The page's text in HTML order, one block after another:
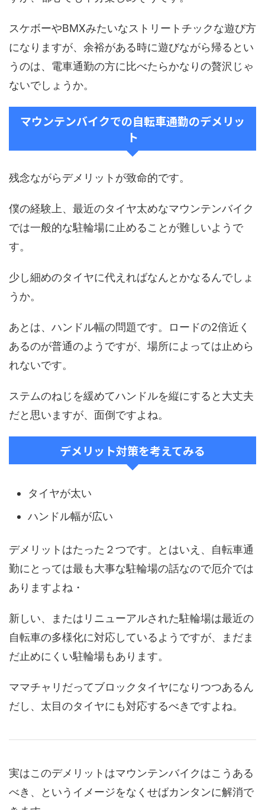
スケボーやBMXみたいなストリートチックな遊び方
になりますが、余裕がある時に遊びながら帰るとい
うのは、電車通勤の方に比べたらかなりの贅沢じゃ
ないでしょうか。
マウンテンバイクでの自転車通勤のデメリッ
ト
残念ながらデメリットが致命的です。
僕の経験上、最近のタイヤ太めなマウンテンバイク
では一般的な駐輪場に止めることが難しいようで
す。
少し細めのタイヤに代えればなんとかなるんでしょ
うか。
あとは、ハンドル幅の問題です。ロードの2倍近く
あるのが普通のようですが、場所によっては止めら
れないです。
ステムのねじを緩めてハンドルを縦にすると大丈夫
だと思いますが、面倒ですよね。
デメリット対策を考えてみる
タイヤが太い
ハンドル幅が広い
デメリットはたった２つです。とはいえ、自転車通
勤にとっては最も大事な駐輪場の話なので厄介では
ありますよね・
新しい、またはリニューアルされた駐輪場は最近の
自転車の多様化に対応しているようですが、まだま
だ止めにくい駐輪場もあります。
ママチャリだってブロックタイヤになりつつあるん
だし、太目のタイヤにも対応するべきですよね。
実はこのデメリットはマウンテンバイクはこうある
べき、というイメージをなくせばカンタンに解消で